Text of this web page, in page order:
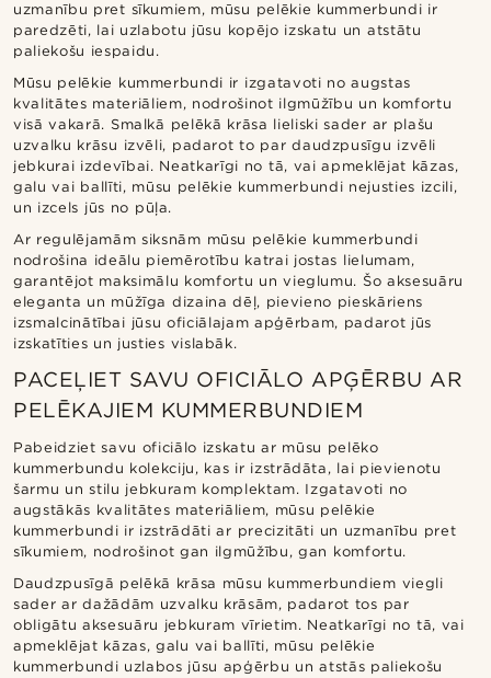
uzmanību pret sīkumiem, mūsu pelēkie kummerbundi ir
paredzēti, lai uzlabotu jūsu kopējo izskatu un atstātu
paliekošu iespaidu.
Mūsu pelēkie kummerbundi ir izgatavoti no augstas
kvalitātes materiāliem, nodrošinot ilgmūžību un komfortu
visā vakarā. Smalkā pelēkā krāsa lieliski sader ar plašu
uzvalku krāsu izvēli, padarot to par daudzpusīgu izvēli
jebkurai izdevībai. Neatkarīgi no tā, vai apmeklējat kāzas,
galu vai ballīti, mūsu pelēkie kummerbundi nejusties izcili,
un izcels jūs no pūļa.
Ar regulējamām siksnām mūsu pelēkie kummerbundi
nodrošina ideālu piemērotību katrai jostas lielumam,
garantējot maksimālu komfortu un vieglumu. Šo aksesuāru
eleganta un mūžīga dizaina dēļ, pievieno pieskāriens
izsmalcinātībai jūsu oficiālajam apģērbam, padarot jūs
izskatīties un justies vislabāk.
PACEĻIET SAVU OFICIĀLO APĢĒRBU AR
PELĒKAJIEM KUMMERBUNDIEM
Pabeidziet savu oficiālo izskatu ar mūsu pelēko
kummerbundu kolekciju, kas ir izstrādāta, lai pievienotu
šarmu un stilu jebkuram komplektam. Izgatavoti no
augstākās kvalitātes materiāliem, mūsu pelēkie
kummerbundi ir izstrādāti ar precizitāti un uzmanību pret
sīkumiem, nodrošinot gan ilgmūžību, gan komfortu.
Daudzpusīgā pelēkā krāsa mūsu kummerbundiem viegli
sader ar dažādām uzvalku krāsām, padarot tos par
obligātu aksesuāru jebkuram vīrietim. Neatkarīgi no tā, vai
apmeklējat kāzas, galu vai ballīti, mūsu pelēkie
kummerbundi uzlabos jūsu apģērbu un atstās paliekošu